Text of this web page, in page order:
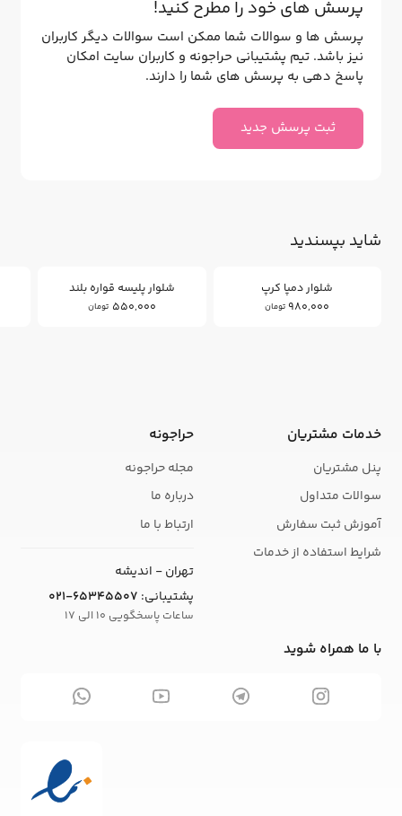
پرسش های خود را مطرح کنید!
پرسش ها و سوالات شما ممکن است سوالات دیگر کاربران
نیز باشد. تیم پشتیبانی حراجونه و کاربران سایت امکان
پاسخ دهی به پرسش های شما را دارند.
ثبت پرسش جدید
شاید بپسندید
شلوار دمپا کرپ
980,000 تومان
شلوار پلیسه قواره بلند
550,000 تومان
خدمات مشتریان
پنل مشتریان
سوالات متداول
آموزش ثبت سفارش
شرایط استفاده از خدمات
حراجونه
مجله حراجونه
درباره ما
ارتباط با ما
تهران - اندیشه
پشتیبانی: 021-65345507
ساعات پاسخگویی 10 الی 17
با ما همراه شوید